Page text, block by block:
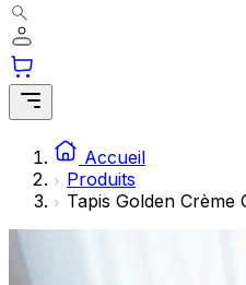
Accueil
Produits
Tapis Golden Crème
Les cookies
engageantes pour
Les cookies non